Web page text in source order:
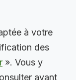
à votre
des
». Vous y
avant